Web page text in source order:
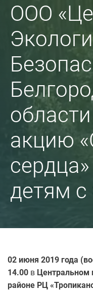
ООО
акцию
детям
02 июня 2019 года
14.00 в Центральном
районе РЦ